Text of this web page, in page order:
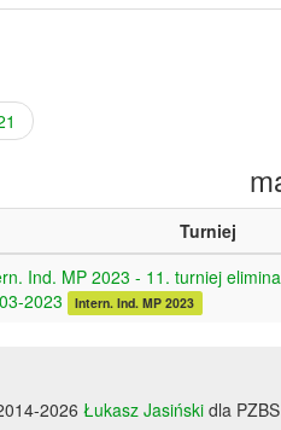
Turniej
Ind. MP 2023 - 11. turniej
2023
Intern. Ind. MP 2023
2026 Łukasz Jasiński dla PZBS